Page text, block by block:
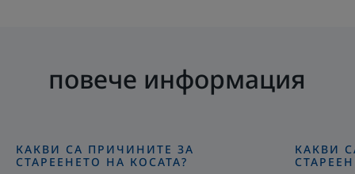
повече информация
Открийте
КАКВИ СА ПРИЧИНИТЕ ЗА
СТАРЕЕНЕТО НА КОСАТА?
Открийте
КАКВИ